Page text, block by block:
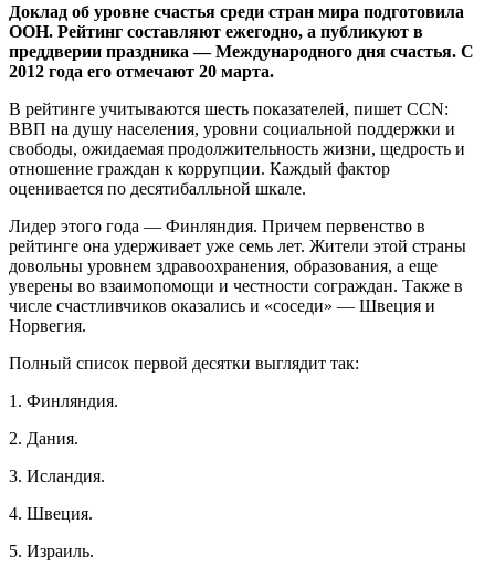
Доклад об уровне счастья среди стран мира подготовила
ООН. Рейтинг составляют ежегодно, а публикуют в
преддверии праздника — Международного дня счастья. С
2012 года его отмечают 20 марта.
В рейтинге учитываются шесть показателей, пишет CCN:
ВВП на душу населения, уровни социальной поддержки и
свободы, ожидаемая продолжительность жизни, щедрость и
отношение граждан к коррупции. Каждый фактор
оценивается по десятибалльной шкале.
Лидер этого года — Финляндия. Причем первенство в
рейтинге она удерживает уже семь лет. Жители этой страны
довольны уровнем здравоохранения, образования, а еще
уверены во взаимопомощи и честности сограждан. Также в
числе счастливчиков оказались и «соседи» — Швеция и
Норвегия.
Полный список первой десятки выглядит так:
1. Финляндия.
2. Дания.
3. Исландия.
4. Швеция.
5. Израиль.